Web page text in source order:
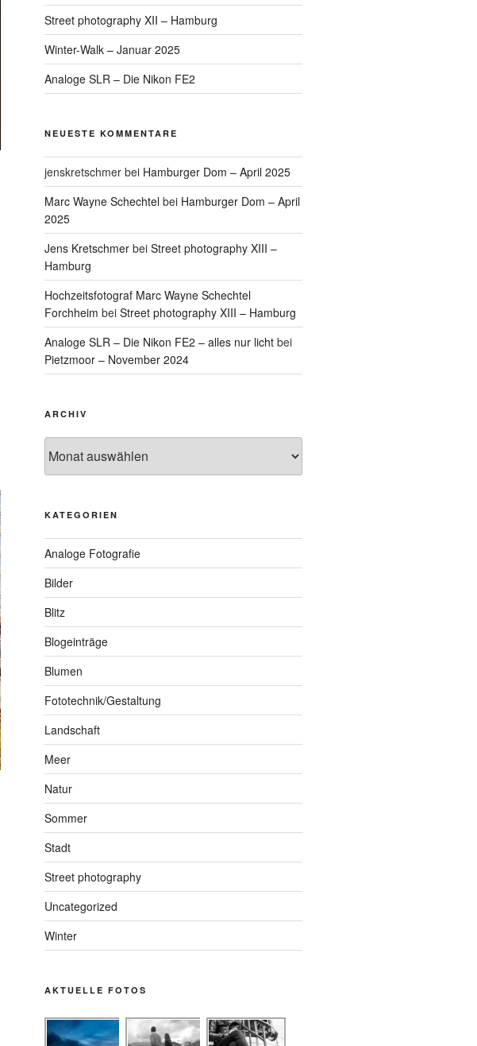
Street photography XII – Hamburg
Winter-Walk – Januar 2025
Analoge SLR – Die Nikon FE2
NEUESTE KOMMENTARE
jenskretschmerbei Hamburger Dom – April 2025
Marc Wayne Schechtelbei Hamburger Dom – April
2025
Jens Kretschmerbei Street photography XIII –
Hamburg
Hochzeitsfotograf Marc Wayne Schechtel
Forchheim bei Street photography XIII – Hamburg
Analoge SLR – Die Nikon FE2 – alles nur lichtbei
Pietzmoor – November 2024
ARCHIV
KATEGORIEN
Analoge Fotografie
Bilder
Blitz
Blogeinträge
Blumen
Fototechnik/Gestaltung
Landschaft
Meer
Natur
Sommer
Stadt
Street photography
Uncategorized
Winter
AKTUELLE FOTOS